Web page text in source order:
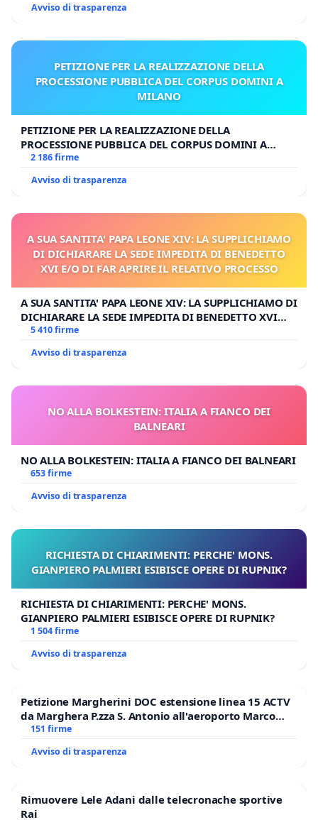
Avviso di trasparenza
PETIZIONE PER LA REALIZZAZIONE DELLA
PROCESSIONE PUBBLICA DEL CORPUS DOMINI A
MILANO
PETIZIONE PER LA REALIZZAZIONE DELLA
PROCESSIONE PUBBLICA DEL CORPUS DOMINI A
MILANO
2 186 firme
Avviso di trasparenza
A SUA SANTITA' PAPA LEONE XIV: LA SUPPLICHIAMO
DI DICHIARARE LA SEDE IMPEDITA DI BENEDETTO
XVI E/O DI FAR APRIRE IL RELATIVO PROCESSO
A SUA SANTITA' PAPA LEONE XIV: LA SUPPLICHIAMO DI
DICHIARARE LA SEDE IMPEDITA DI BENEDETTO XVI
E/O DI FAR APRIRE IL RELATIVO PROCESSO
5 410 firme
Avviso di trasparenza
NO ALLA BOLKESTEIN: ITALIA A FIANCO DEI
BALNEARI
NO ALLA BOLKESTEIN: ITALIA A FIANCO DEI BALNEARI
653 firme
Avviso di trasparenza
RICHIESTA DI CHIARIMENTI: PERCHE' MONS.
GIANPIERO PALMIERI ESIBISCE OPERE DI RUPNIK?
RICHIESTA DI CHIARIMENTI: PERCHE' MONS.
GIANPIERO PALMIERI ESIBISCE OPERE DI RUPNIK?
1 504 firme
Avviso di trasparenza
Petizione Margherini DOC estensione linea 15 ACTV
da Marghera P.zza S. Antonio all'aeroporto Marco
Polo tariffa a € 1,50
151 firme
Avviso di trasparenza
Rimuovere Lele Adani dalle telecronache sportive
Rai